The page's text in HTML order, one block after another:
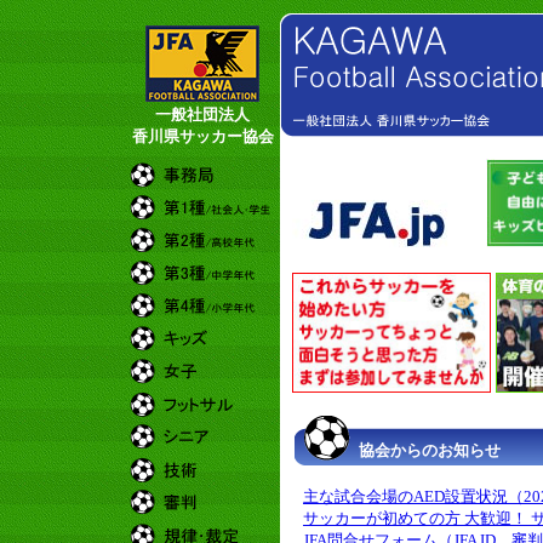
一般社団法人
香川県サッカー協会
協会からのお知らせ